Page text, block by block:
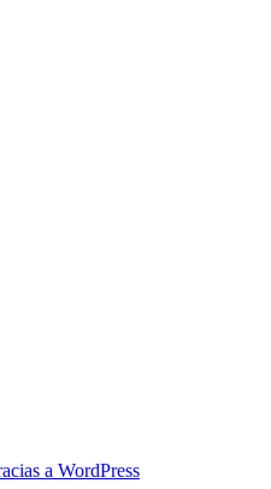
a WordPress